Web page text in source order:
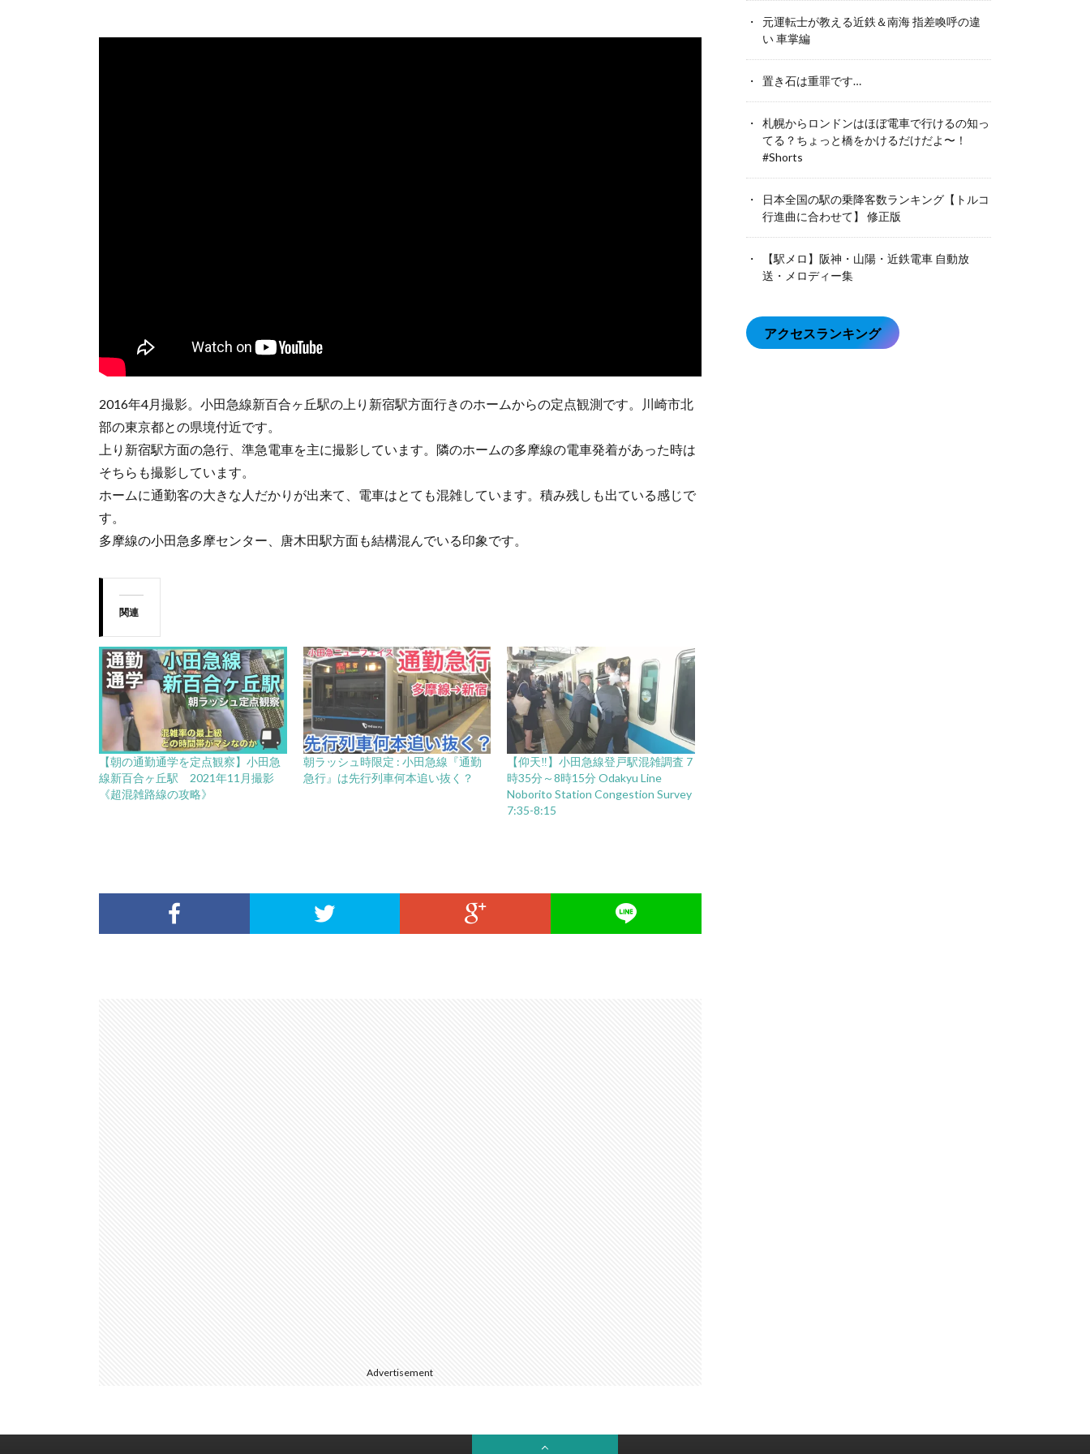
2016年4月撮影。小田急線新百合ヶ丘駅の上り新宿駅方面行きのホームからの定点観測です。川崎市北
部の東京都との県境付近です。
上り新宿駅方面の急行、準急電車を主に撮影しています。隣のホームの多摩線の電車発着があった時は
そちらも撮影しています。
ホームに通勤客の大きな人だかりが出来て、電車はとても混雑しています。積み残しも出ている感じで
す。
多摩線の小田急多摩センター、唐木田駅方面も結構混んでいる印象です。
関連
【朝の通勤通学を定点観察】小田急
線新百合ヶ丘駅 2021年11月撮影
《超混雑路線の攻略》
朝ラッシュ時限定 : 小田急線『通勤
急行』は先行列車何本追い抜く？
【仰天‼️】小田急線登戸駅混雑調査 7
時35分～8時15分 Odakyu Line
Noborito Station Congestion Survey
7:35-8:15
Advertisement
元運転士が教える近鉄＆南海 指差喚呼の違
い 車掌編
置き石は重罪です…
札幌からロンドンはほぼ電車で行けるの知っ
てる？ちょっと橋をかけるだけだよ〜！
#Shorts
日本全国の駅の乗降客数ランキング【トルコ
行進曲に合わせて】 修正版
【駅メロ】阪神・山陽・近鉄電車 自動放
送・メロディー集
アクセスランキング